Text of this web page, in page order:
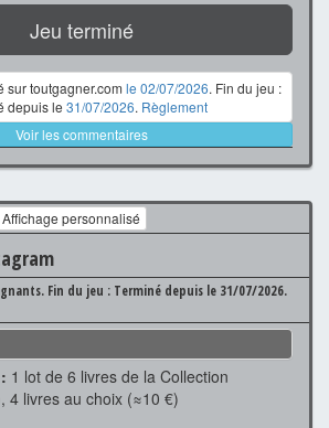
Jeu terminé
sur toutgagner.com le 02/07/2026. Fin du jeu :
depuis le 31/07/2026. Règlement
Voir les commentaires
Affichage personnalisé
Fin du jeu : Terminé depuis le 31/07/2026.
1 lot de 6 livres de la Collection
4 livres au choix (≈10 €)